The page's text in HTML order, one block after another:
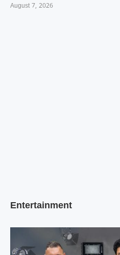
August 7, 2026
Entertainment